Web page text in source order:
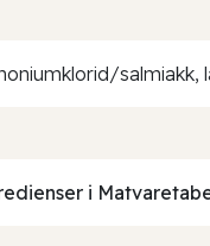
salmiakk,
i